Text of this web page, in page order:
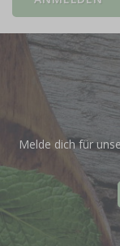
Melde dich für